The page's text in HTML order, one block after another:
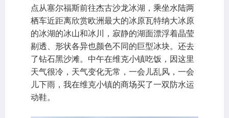
点从塞尔福斯前往杰古沙龙冰湖，乘坐水陆两
栖车近距离欣赏欧洲最大的冰原瓦特纳大冰原
的冰湖的冰山和冰川，寂静的湖面漂浮着晶莹
剔透、形状各异也颜色不同的巨型冰块。还去
了钻石黑沙滩。中午在维克小镇吃饭，因这里
天气很冷，天气变化无常，一会儿乱风，一会
儿下雨，我在维克小镇的商场买了一双防水运
动鞋。